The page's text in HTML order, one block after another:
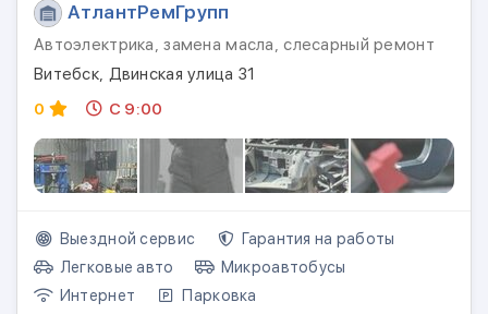
АтлантРемГрупп
Автоэлектрика, замена масла, слесарный ремонт
Витебск, Двинская улица 31
0
С 9:00
Выездной сервис
Гарантия на работы
Легковые авто
Микроавтобусы
Интернет
Парковка